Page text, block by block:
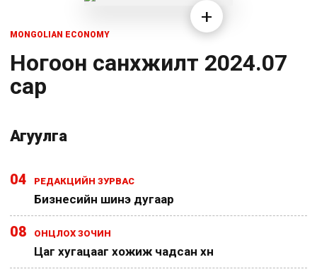
+
MONGOLIAN ECONOMY
Ногоон санхүүжилт 2024.07
сар
Агуулга
04 РЕДАКЦИЙН ЗУРВАС
Бизнесийн шинэ дугаар
08 ОНЦЛОХ ЗОЧИН
Цаг хугацааг хожиж чадсан хүн